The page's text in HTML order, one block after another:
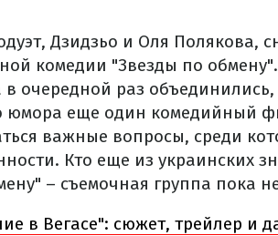
Дзидзьо и Оля Полякова,
комедии "Звезды по
очередной раз
юмора еще один комедийный
важные вопросы, среди
Кто еще из украинских
– съемочная группа пока
в Вегасе": сюжет, трейлер и